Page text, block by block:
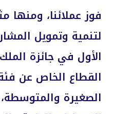
فوز عملائنا، ومنها
لتنمية وتمويل
الأول في جائزة
القطاع الخاص عن
الصغيرة